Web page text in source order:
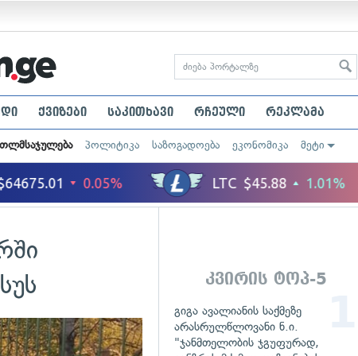
ქვიზები საკითხავი რჩეული რეკლამა
პოლიტიკა საზოგადოება ეკონომიკა მეტი
კვირის ტოპ-5
გიგა ავალიანის საქმეზე
არასრულწლოვანი ნ.ი.
"ჯანმთელობის ჯგუფურად,